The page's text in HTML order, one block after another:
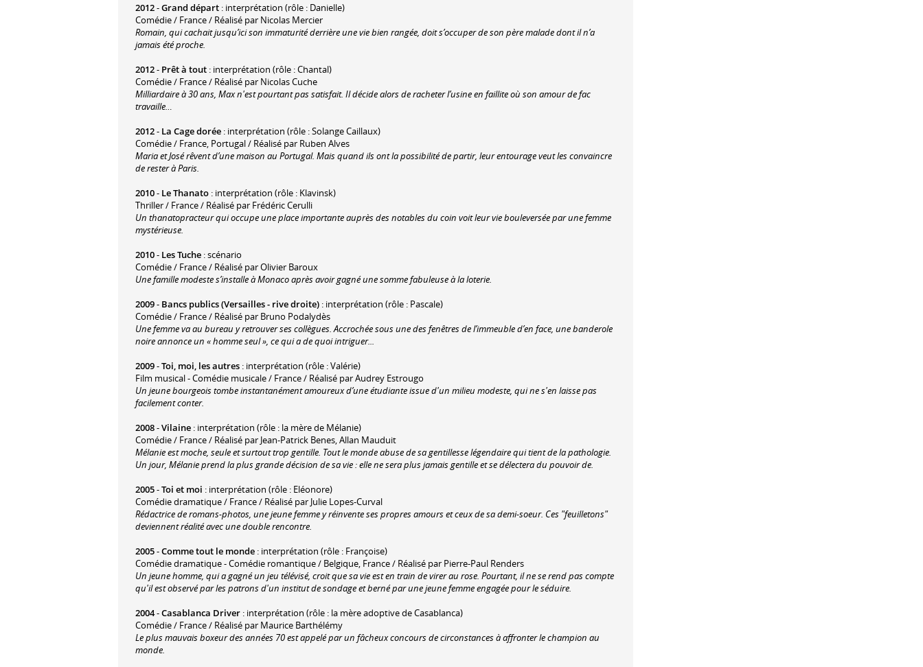
2012-Grand départ : interprétation (rôle : Danielle)
Comédie / France / Réalisé par Nicolas Mercier
Romain, qui cachait jusqu’ici son immaturité derrière une vie bien rangée, doit s’occuper de son père malade dont il n’a
jamais été proche.
2012- Prêt à tout : interprétation (rôle : Chantal)
Comédie / France / Réalisé par Nicolas Cuche
Milliardaire à 30 ans, Max n'est pourtant pas satisfait. Il décide alors de racheter l’usine en faillite où son amour de fac
travaille…
2012- La Cage dorée : interprétation (rôle : Solange Caillaux)
Comédie / France, Portugal / Réalisé par Ruben Alves
Maria et José rêvent d’une maison au Portugal. Mais quand ils ont la possibilité de partir, leur entourage veut les convaincre
de rester à Paris.
2010- Le Thanato : interprétation (rôle : Klavinsk)
Thriller / France / Réalisé par Frédéric Cerulli
Un thanatopracteur qui occupe une place importante auprès des notables du coin voit leur vie bouleversée par une femme
mystérieuse.
2010- Les Tuche : scénario
Comédie / France / Réalisé par Olivier Baroux
Une famille modeste s’installe à Monaco après avoir gagné une somme fabuleuse à la loterie.
2009- Bancs publics (Versailles - rive droite) : interprétation (rôle : Pascale)
Comédie / France / Réalisé par Bruno Podalydès
Une femme va au bureau y retrouver ses collègues. Accrochée sous une des fenêtres de l’immeuble d’en face, une banderole
noire annonce un « homme seul », ce qui a de quoi intriguer...
2009-Toi, moi, les autres : interprétation (rôle : Valérie)
Film musical - Comédie musicale / France / Réalisé par Audrey Estrougo
Un jeune bourgeois tombe instantanément amoureux d’une étudiante issue d'un milieu modeste, qui ne s'en laisse pas
facilement conter.
2008-Vilaine : interprétation (rôle : la mère de Mélanie)
Comédie / France / Réalisé par Jean-Patrick Benes, Allan Mauduit
Mélanie est moche, seule et surtout trop gentille. Tout le monde abuse de sa gentillesse légendaire qui tient de la pathologie.
Un jour, Mélanie prend la plus grande décision de sa vie : elle ne sera plus jamais gentille et se délectera du pouvoir de.
2005-Toi et moi : interprétation (rôle : Eléonore)
Comédie dramatique / France / Réalisé par Julie Lopes-Curval
Rédactrice de romans-photos, une jeune femme y réinvente ses propres amours et ceux de sa demi-soeur. Ces "feuilletons"
deviennent réalité avec une double rencontre.
2005-Comme tout le monde : interprétation (rôle : Françoise)
Comédie dramatique - Comédie romantique / Belgique, France / Réalisé par Pierre-Paul Renders
Un jeune homme, qui a gagné un jeu télévisé, croit que sa vie est en train de virer au rose. Pourtant, il ne se rend pas compte
qu'il est observé par les patrons d'un institut de sondage et berné par une jeune femme engagée pour le séduire.
2004-Casablanca Driver : interprétation (rôle : la mère adoptive de Casablanca)
Comédie / France / Réalisé par Maurice Barthélémy
Le plus mauvais boxeur des années 70 est appelé par un fâcheux concours de circonstances à affronter le champion au
monde.